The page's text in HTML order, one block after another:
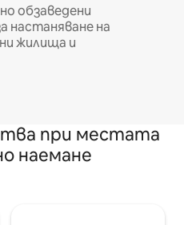
обзаведени
настаняване на
жилища и
при местата
наемане